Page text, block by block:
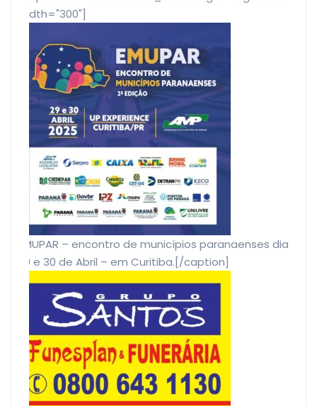
width="300"]
EMUPAR – encontro de municípios paranaenses dias
29 e 30 de Abril – em Curitiba.[/caption]